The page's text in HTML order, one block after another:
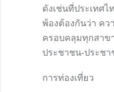
ดังเช่นที่ประเทศ
พ้องต้องกันว่า ค
ครอบคลุมทุกสาข
ประชาชน-ประชา
การท่องเที่ยว